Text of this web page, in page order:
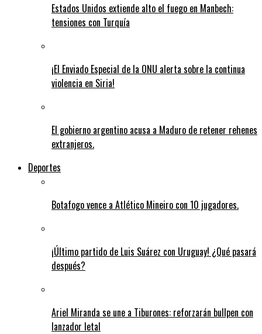
Estados Unidos extiende alto el fuego en Manbech:
tensiones con Turquía
¡El Enviado Especial de la ONU alerta sobre la continua
violencia en Siria!
El gobierno argentino acusa a Maduro de retener rehenes
extranjeros.
Deportes
Botafogo vence a Atlético Mineiro con 10 jugadores.
¡Último partido de Luis Suárez con Uruguay! ¿Qué pasará
después?
Ariel Miranda se une a Tiburones: reforzarán bullpen con
lanzador letal